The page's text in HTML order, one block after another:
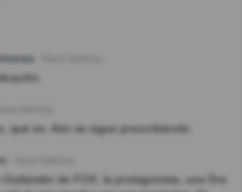
qué es. Aún se sigue prescribiendo.
Outlander de FOX, la protagonista, una Dra